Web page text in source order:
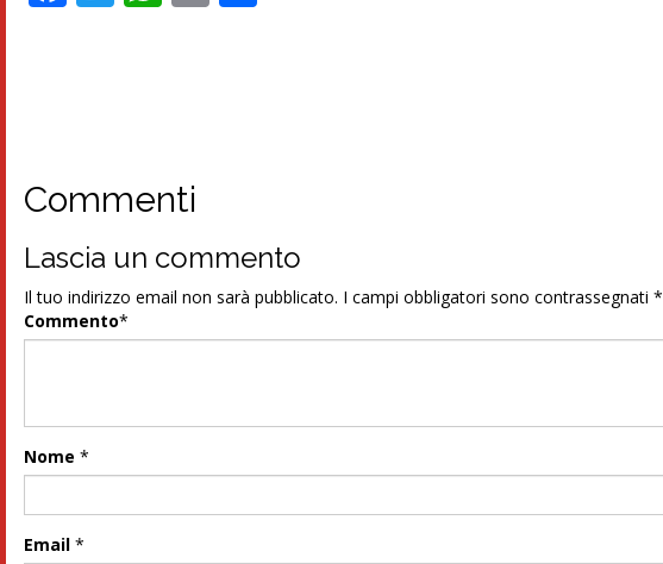
Commenti
Lascia un commento
Il tuo indirizzo email non sarà pubblicato. I campi obbligatori sono contrassegnati*
Commento*
Nome *
Email *